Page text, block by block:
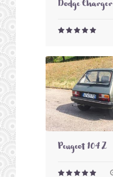
Dodge Charger
Peugeot 104 Z